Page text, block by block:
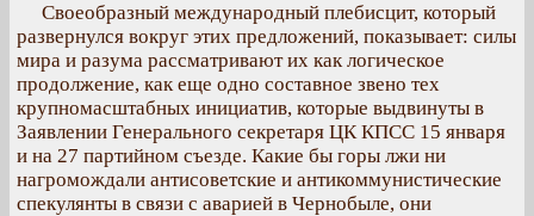
Своеобразный международный плебисцит, который
развернулся вокруг этих предложений, показывает: силы
мира и разума рассматривают их как логическое
продолжение, как еще одно составное звено тех
крупномасштабных инициатив, которые выдвинуты в
Заявлении Генерального секретаря ЦК КПСС 15 января
и на 27 партийном съезде. Какие бы горы лжи ни
нагромождали антисоветские и антикоммунистические
спекулянты в связи с аварией в Чернобыле, они